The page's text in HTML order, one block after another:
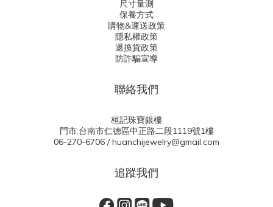
尺寸量測
保養方式
購物&運送政策
隱私權政策
退換貨政策
防詐騙宣導
聯絡我們
桓記珠寶銀樓
門市:台南市仁德區中正路二段1119號1樓
06-270-6706 / huanchijewelry@gmail.com
追蹤我們